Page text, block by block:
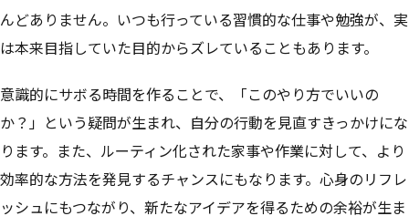
んどありません。いつも行っている習慣的な仕事や勉強が、実
は本来目指していた目的からズレていることもあります。
意識的にサボる時間を作ることで、「このやり方でいいの
か？」という疑問が生まれ、自分の行動を見直すきっかけにな
ります。また、ルーティン化された家事や作業に対して、より
効率的な方法を発見するチャンスにもなります。心身のリフレ
ッシュにもつながり、新たなアイデアを得るための余裕が生ま